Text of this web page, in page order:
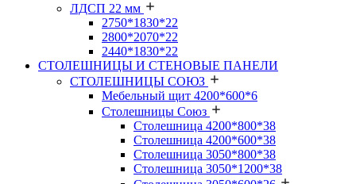
ЛДСП 22 мм
2750*1830*22
2800*2070*22
2440*1830*22
СТОЛЕШНИЦЫ И СТЕНОВЫЕ ПАНЕЛИ
СТОЛЕШНИЦЫ СОЮЗ
Мебельный щит 4200*600*6
Столешницы Союз
Столешница 4200*800*38
Столешница 4200*600*38
Столешница 3050*800*38
Столешница 3050*1200*38